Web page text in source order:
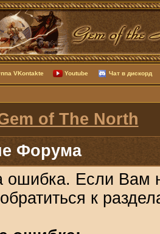
VKontakte Youtube Чат в дискорд
of The North
Форума
ошибка. Если Вам
к